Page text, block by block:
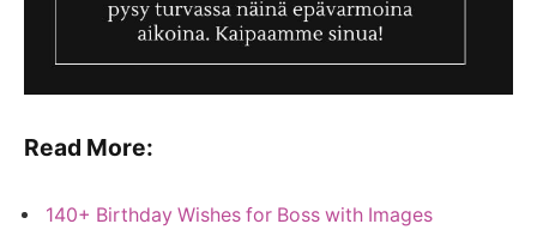
Read More:
140+ Birthday Wishes for Boss with Images